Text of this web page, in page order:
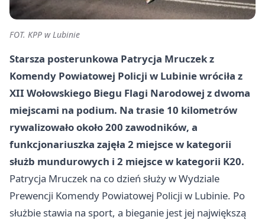
FOT. KPP w Lubinie
Starsza posterunkowa Patrycja Mruczek z
Komendy Powiatowej Policji w Lubinie wróciła z
XII Wołowskiego Biegu Flagi Narodowej z dwoma
miejscami na podium. Na trasie 10 kilometrów
rywalizowało około200 zawodników, a
funkcjonariuszka zajęła 2 miejscew kategorii
służb mundurowych i 2 miejscew kategorii K20.
Patrycja Mruczek na co dzień służy w Wydziale
Prewencji Komendy Powiatowej Policji w Lubinie. Po
służbie stawia na sport, a bieganie jest jej największą